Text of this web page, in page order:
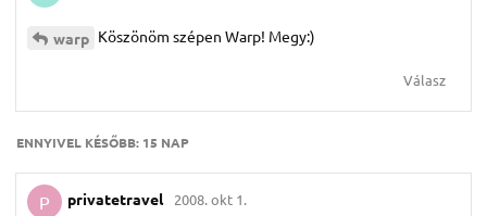
warp Köszönöm szépen Warp! Megy:)
Válasz
ENNYIVEL KÉSŐBB: 15 NAP
P privatetravel 2008. okt 1.